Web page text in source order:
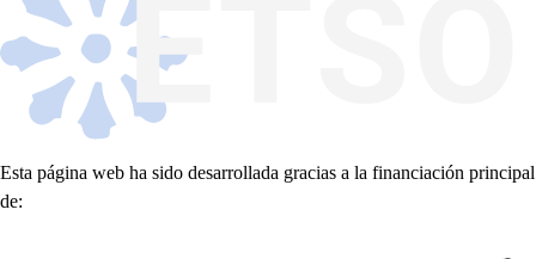
Esta página web ha sido desarrollada gracias a la financiación principal
de: